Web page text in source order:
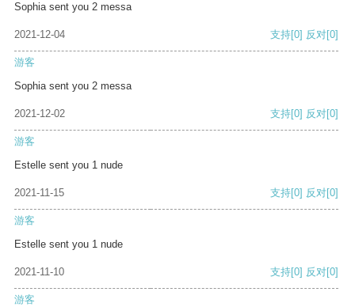
Sophia sent you 2 messa
2021-12-04 支持[0] 反对[0]
游客
Sophia sent you 2 messa
2021-12-02 支持[0] 反对[0]
游客
Estelle sent you 1 nude
2021-11-15 支持[0] 反对[0]
游客
Estelle sent you 1 nude
2021-11-10 支持[0] 反对[0]
游客